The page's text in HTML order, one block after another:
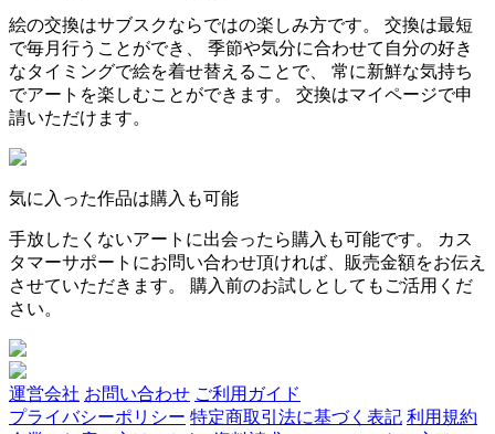
絵の交換はサブスクならではの楽しみ方です。 交換は最短
で毎月行うことができ、 季節や気分に合わせて自分の好き
なタイミングで絵を着せ替えることで、 常に新鮮な気持ち
でアートを楽しむことができます。 交換はマイページで申
請いただけます。
気に入った作品は購入も可能
手放したくないアートに出会ったら購入も可能です。 カス
タマーサポートにお問い合わせ頂ければ、販売金額をお伝え
させていただきます。 購入前のお試しとしてもご活用くだ
さい。
運営会社 お問い合わせ ご利用ガイド
プライバシーポリシー 特定商取引法に基づく表記 利用規約